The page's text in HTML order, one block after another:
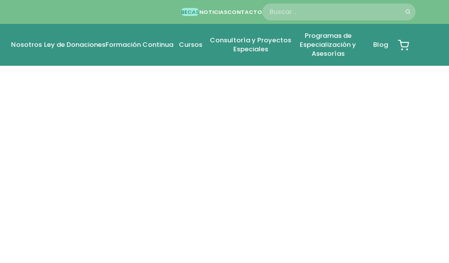
BECASNOTICIASCONTACTO
Nosotros Ley de DonacionesFormación Continua Cursos
Consultoría y Proyectos
Especiales
Programas de
Especialización y
Asesorías
Blog